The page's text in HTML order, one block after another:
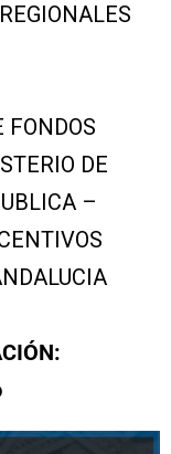
FONDOS
DE
–